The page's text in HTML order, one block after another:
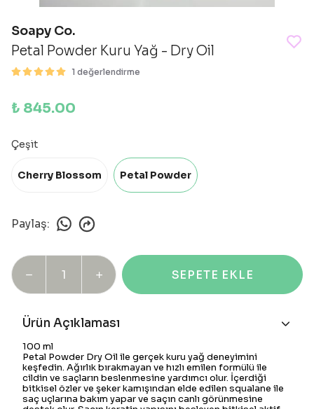
Soapy Co.
Petal Powder Kuru Yağ - Dry Oil
1 değerlendirme
₺ 845.00
Çeşit
Cherry Blossom Petal Powder
Paylaş:
SEPETE EKLE
Ürün Açıklaması
100 ml
Petal Powder Dry Oil ile gerçek kuru yağ deneyimini
keşfedin. Ağırlık bırakmayan ve hızlı emilen formülü ile
cildin ve saçların beslenmesine yardımcı olur. İçerdiği
bitkisel özler ve şeker kamışından elde edilen squalane ile
saç uçlarına bakım yapar ve saçın canlı görünmesine